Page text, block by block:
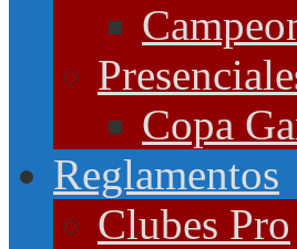
Copa
Reglamentos
Clubes Pro